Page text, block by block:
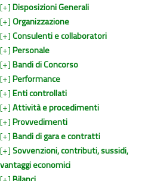
[+]Disposizioni Generali
[+]Organizzazione
[+]Consulenti e collaboratori
[+]Personale
[+]Bandi di Concorso
[+]Performance
[+]Enti controllati
[+]Attività e procedimenti
[+]Provvedimenti
[+]Bandi di gara e contratti
[+]Sovvenzioni, contributi, sussidi,
vantaggi economici